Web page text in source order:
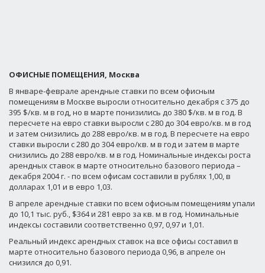
ОФИСНЫЕ ПОМЕЩЕНИЯ, Москва
В январе-феврале арендные ставки по всем офисным
помещениям в Москве выросли относительно декабря с 375 до
395 $/кв. м в год, но в марте понизились до 380 $/кв. м в год. В
пересчете на евро ставки выросли с 280 до 304 евро/кв. м в год
и затем снизились до 288 евро/кв. м в год. В пересчете на евро
ставки выросли с 280 до 304 евро/кв. м в год и затем в марте
снизились до 288 евро/кв. м в год. Номинальные индексы роста
арендных ставок в марте относительно базового периода –
декабря 2004 г. - по всем офисам составили в рублях 1,00, в
долларах 1,01 и в евро 1,03.
В апреле арендные ставки по всем офисным помещениям упали
до 10,1 тыс. руб., $364 и 281 евро за кв. м в год. Номинальные
индексы составили соответственно 0,97, 0,97 и 1,01.
Реальный индекс арендных ставок на все офисы составил в
марте относительно базового периода 0,96, в апреле он
снизился до 0,91.